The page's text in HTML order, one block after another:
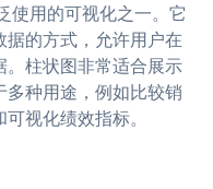
使用的可视化之一。它
的方式，允许用户在
柱状图非常适合展示
种用途，例如比较销
视化绩效指标。